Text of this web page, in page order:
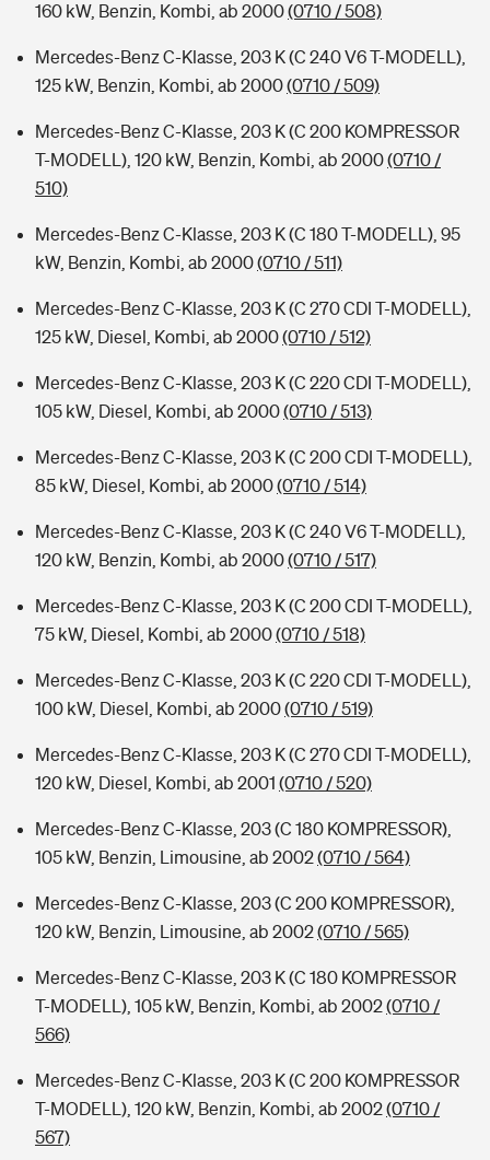
160 kW, Benzin, Kombi, ab 2000(0710 / 508)
Mercedes-Benz C-Klasse, 203 K (C 240 V6 T-MODELL),
125 kW, Benzin, Kombi, ab 2000(0710 / 509)
Mercedes-Benz C-Klasse, 203 K (C 200 KOMPRESSOR
T-MODELL), 120 kW, Benzin, Kombi, ab 2000(0710 /
510)
Mercedes-Benz C-Klasse, 203 K (C 180 T-MODELL), 95
kW, Benzin, Kombi, ab 2000(0710 / 511)
Mercedes-Benz C-Klasse, 203 K (C 270 CDI T-MODELL),
125 kW, Diesel, Kombi, ab 2000(0710 / 512)
Mercedes-Benz C-Klasse, 203 K (C 220 CDI T-MODELL),
105 kW, Diesel, Kombi, ab 2000(0710 / 513)
Mercedes-Benz C-Klasse, 203 K (C 200 CDI T-MODELL),
85 kW, Diesel, Kombi, ab 2000(0710 / 514)
Mercedes-Benz C-Klasse, 203 K (C 240 V6 T-MODELL),
120 kW, Benzin, Kombi, ab 2000(0710 / 517)
Mercedes-Benz C-Klasse, 203 K (C 200 CDI T-MODELL),
75 kW, Diesel, Kombi, ab 2000(0710 / 518)
Mercedes-Benz C-Klasse, 203 K (C 220 CDI T-MODELL),
100 kW, Diesel, Kombi, ab 2000(0710 / 519)
Mercedes-Benz C-Klasse, 203 K (C 270 CDI T-MODELL),
120 kW, Diesel, Kombi, ab 2001 (0710 / 520)
Mercedes-Benz C-Klasse, 203 (C 180 KOMPRESSOR),
105 kW, Benzin, Limousine, ab 2002(0710 / 564)
Mercedes-Benz C-Klasse, 203 (C 200 KOMPRESSOR),
120 kW, Benzin, Limousine, ab 2002(0710 / 565)
Mercedes-Benz C-Klasse, 203 K (C 180 KOMPRESSOR
T-MODELL), 105 kW, Benzin, Kombi, ab 2002(0710 /
566)
Mercedes-Benz C-Klasse, 203 K (C 200 KOMPRESSOR
T-MODELL), 120 kW, Benzin, Kombi, ab 2002(0710 /
567)